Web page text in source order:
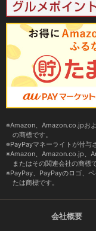
Amazon、Amazon.co.jpお
の商標です。
PayPayマネーライトが付与
Amazon、Amazon.co.jp、
またはその関連会社の商標で
PayPay、PayPayのロゴ、
たは商標です。
会社概要